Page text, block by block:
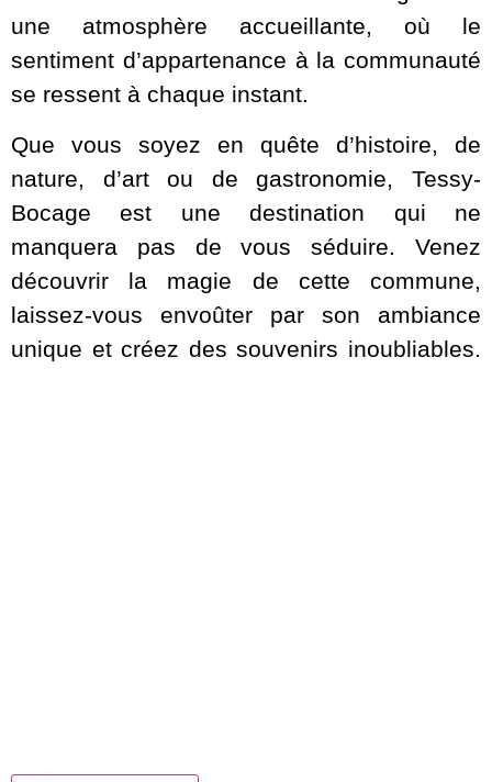
une atmosphère accueillante, où le
sentiment d’appartenance à la communauté
se ressent à chaque instant.
Que vous soyez en quête d’histoire, de
nature, d’art ou de gastronomie, Tessy-
Bocage est une destination qui ne
manquera pas de vous séduire. Venez
découvrir la magie de cette commune,
laissez-vous envoûter par son ambiance
unique et créez des souvenirs inoubliables.